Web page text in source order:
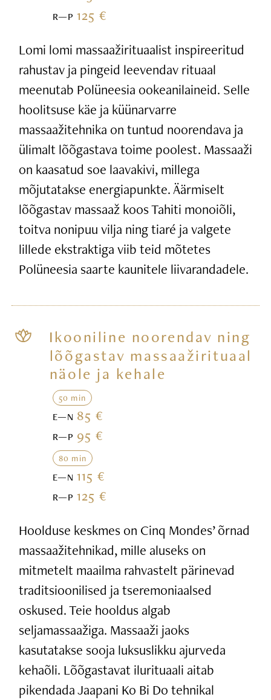
R—P125 €
Lomi lomi massaažirituaalist inspireeritud
rahustav ja pingeid leevendav rituaal
meenutab Polüneesia ookeanilaineid. Selle
hoolitsuse käe ja küünarvarre
massaažitehnika on tuntud noorendava ja
ülimalt lõõgastava toime poolest. Massaaži
on kaasatud soe laavakivi, millega
mõjutatakse energiapunkte. Äärmiselt
lõõgastav massaaž koos Tahiti monoiõli,
toitva nonipuu vilja ning tiaré ja valgete
lillede ekstraktiga viib teid mõtetes
Polüneesia saarte kaunitele liivarandadele.
Ikooniline noorendav ning
lõõgastav massaažirituaal
näole ja kehale
50 min
E—N 85 €
R—P 95 €
80 min
E—N115 €
R—P125 €
Hoolduse keskmes on Cinq Mondes’ õrnad
massaažitehnikad, mille aluseks on
mitmetelt maailma rahvastelt pärinevad
traditsioonilised ja tseremoniaalsed
oskused. Teie hooldus algab
seljamassaažiga. Massaaži jaoks
kasutatakse sooja luksuslikku ajurveda
kehaõli. Lõõgastavat ilurituaali aitab
pikendada Jaapani Ko Bi Do tehnikal